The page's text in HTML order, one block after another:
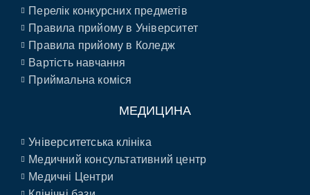
Перелік конкурсних предметів
Правила прийому в Університет
Правила прийому в Коледж
Вартість навчання
Приймальна коміся
МЕДИЦИНА
Університетська клініка
Медичний консультативний центр
Медичні Центри